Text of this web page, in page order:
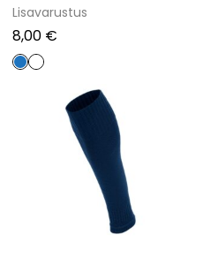
Lisavarustus
8,00 €